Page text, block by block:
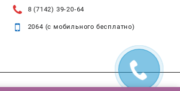
8 (7142) 39-20-64
2064 (с мобильного бесплатно)